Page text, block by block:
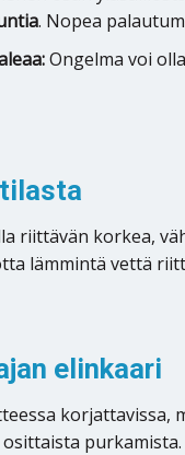
. Nopea
Ongelma voi olla
riittävän korkea,
lämmintä vettä
elinkaari
korjattavissa,
purkamista.